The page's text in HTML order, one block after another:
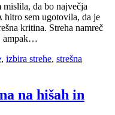
da bo največja
hitro sem ugotovila, da je
kritina. Streha namreč
ampak…
, izbira strehe, strešna
na hišah in